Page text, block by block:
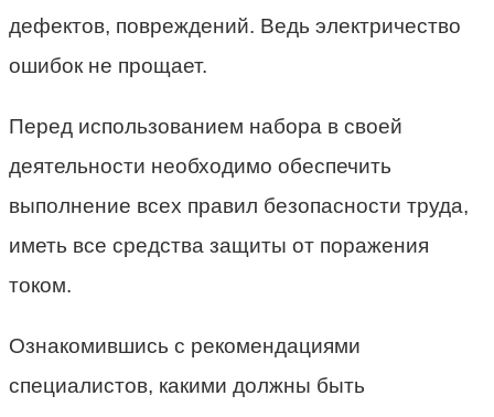
дефектов, повреждений. Ведь электричество
ошибок не прощает.
Перед использованием набора в своей
деятельности необходимо обеспечить
выполнение всех правил безопасности труда,
иметь все средства защиты от поражения
током.
Ознакомившись с рекомендациями
специалистов, какими должны быть